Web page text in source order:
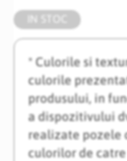
* Culorile si
culorile
produsului, in
a dispozitivului
realizate pozele
culorilor de